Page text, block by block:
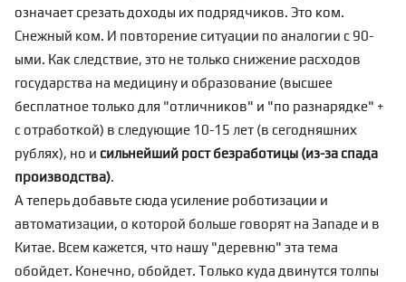
означает срезать доходы их подрядчиков. Это ком.
Снежный ком. И повторение ситуации по аналогии с 90-
ыми. Как следствие, это не только снижение расходов
государства на медицину и образование (высшее
бесплатное только для "отличников" и "по разнарядке" +
с отработкой) в следующие 10-15 лет (в сегодняшних
рублях), но и сильнейший рост безработицы (из-за спада
производства).
А теперь добавьте сюда усиление роботизации и
автоматизации, о которой больше говорят на Западе и в
Китае. Всем кажется, что нашу "деревню" эта тема
обойдет. Конечно, обойдет. Только куда двинутся толпы